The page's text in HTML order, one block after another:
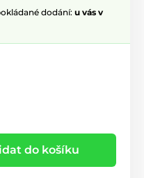
dodání: u vás v
do košíku